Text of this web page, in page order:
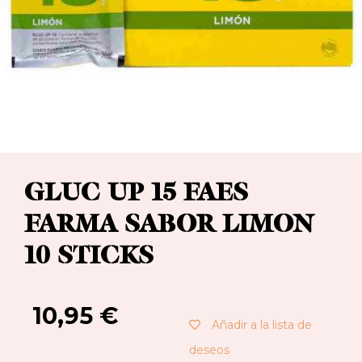
GLUC UP 15 FAES
FARMA SABOR LIMON
10 STICKS
10,95 €
Añadir a la lista de
deseos